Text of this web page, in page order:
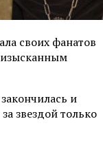
своих фанатов
и
звездой только